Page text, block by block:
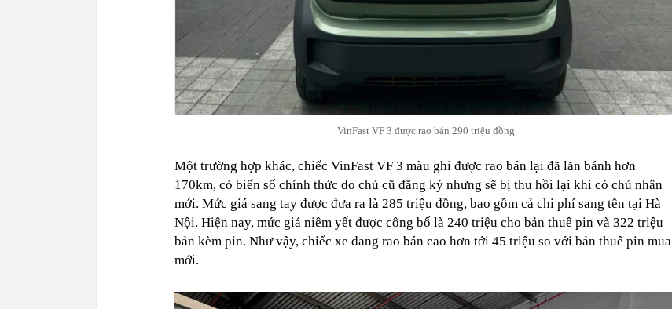
VinFast VF 3 được rao bán 290 triệu đồng
Một trường hợp khác, chiếc VinFast VF 3 màu ghi được rao bán lại đã lăn bánh hơn
170km, có biển số chính thức do chủ cũ đăng ký nhưng sẽ bị thu hồi lại khi có chủ nhân
mới. Mức giá sang tay được đưa ra là 285 triệu đồng, bao gồm cả chi phí sang tên tại Hà
Nội. Hiện nay, mức giá niêm yết được công bố là 240 triệu cho bản thuê pin và 322 triệu
bản kèm pin. Như vậy, chiếc xe đang rao bán cao hơn tới 45 triệu so với bản thuê pin mua
mới.